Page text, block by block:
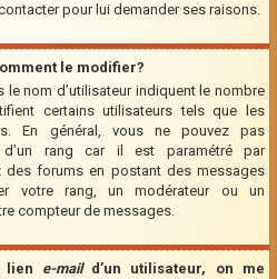
pour lui demander ses raisons.
le modifier?
nom d’utilisateur indiquent le nombre
certains utilisateurs tels que les
En général, vous ne pouvez pas
d’un rang car il est paramétré par
des forums en postant des messages
votre rang, un modérateur ou un
compteur de messages.
lien e-maild’un utilisateur, on me